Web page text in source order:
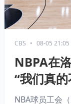
CBS • 08-05 21:05
NBPA在
“我们真
NBA球员工会